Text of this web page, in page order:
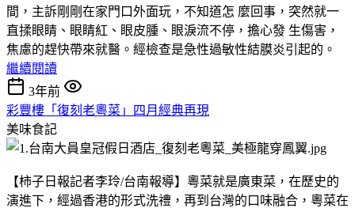
間，主訴剛剛在家門口外面玩，不知道怎 麼回事，突然就一
直揉眼睛、眼睛紅、眼皮腫、眼淚流不停，擔心發 生傷害，
焦慮的趕快帶來就醫。經檢查是急性過敏性結膜炎引起的。
繼續閱讀
3年前
彩豐樓「復刻老粵菜」四月經典再現
美味食記
【柿子日報記者李玲/台南報導】粵菜就是廣東菜，在歷史的
演進下，經過香港的形式洗禮，再到台灣的口味融合，粵菜在